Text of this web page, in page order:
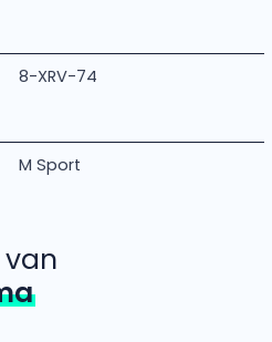
8-XRV-74
M Sport